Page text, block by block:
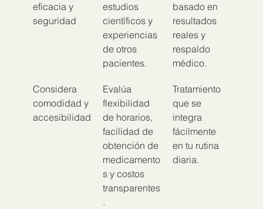
eficacia y
seguridad
estudios
científicos y
experiencias
de otros
pacientes.
basado en
resultados
reales y
respaldo
médico.
Considera
comodidad y
accesibilidad
Evalúa
flexibilidad
de horarios,
facilidad de
obtención de
medicamento
s y costos
transparentes
.
Tratamiento
que se
integra
fácilmente
en tu rutina
diaria.